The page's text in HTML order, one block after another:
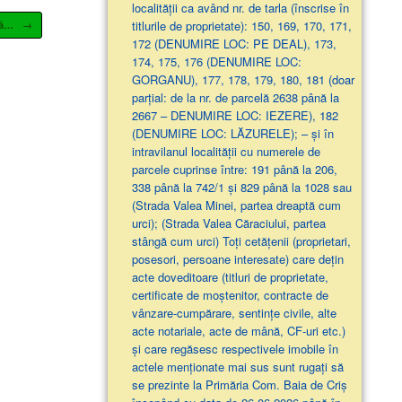
→
localităţii ca având nr. de tarla (înscrise în
titlurile de proprietate): 150, 169, 170, 171,
172 (DENUMIRE LOC: PE DEAL), 173,
174, 175, 176 (DENUMIRE LOC:
GORGANU), 177, 178, 179, 180, 181 (doar
parţial: de la nr. de parcelă 2638 până la
2667 – DENUMIRE LOC: IEZERE), 182
(DENUMIRE LOC: LĂZURELE); – și în
intravilanul localității cu numerele de
parcele cuprinse între: 191 până la 206,
338 până la 742/1 și 829 până la 1028 sau
(Strada Valea Minei, partea dreaptă cum
urci); (Strada Valea Căraciului, partea
stângă cum urci) Toți cetățenii (proprietari,
posesori, persoane interesate) care dețin
acte doveditoare (titluri de proprietate,
certificate de moștenitor, contracte de
vânzare-cumpărare, sentințe civile, alte
acte notariale, acte de mână, CF-uri etc.)
și care regăsesc respectivele imobile în
actele menționate mai sus sunt rugați să
se prezinte la Primăria Com. Baia de Criș